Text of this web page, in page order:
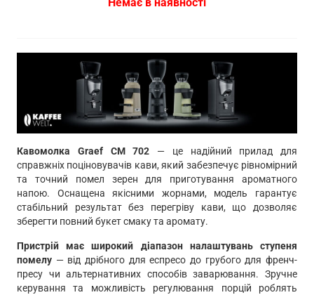
Кавомолка Graef CM 702 — це надійний прилад для
справжніх поціновувачів кави, який забезпечує рівномірний
та точний помел зерен для приготування ароматного
напою. Оснащена якісними жорнами, модель гарантує
стабільний результат без перегріву кави, що дозволяє
зберегти повний букет смаку та аромату.
Пристрій має широкий діапазон налаштувань ступеня
помелу — від дрібного для еспресо до грубого для френч-
пресу чи альтернативних способів заварювання. Зручне
керування та можливість регулювання порцій роблять